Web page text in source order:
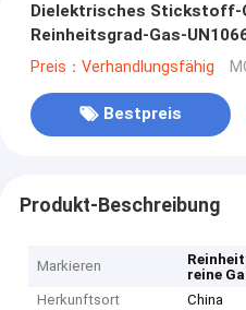
Dielektrisches Stickstoff-
Reinheitsgrad-Gas-
Preis：Verhandlungsfähig
Bestpreis
Produkt-Beschreibung
Markieren
reine
Herkunftsort
China